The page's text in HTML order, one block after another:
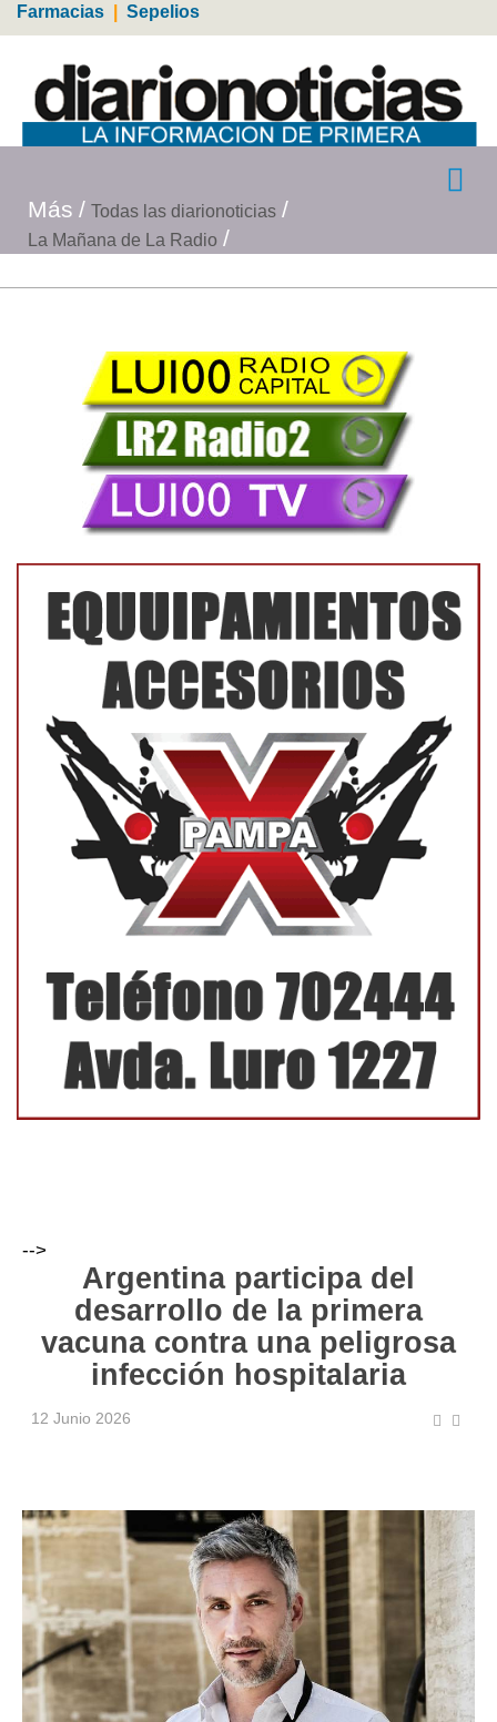
Farmacias Sepelios
Más
Todas las diarionoticias
La Mañana de La Radio
-->
Argentina participa del
desarrollo de la primera
vacuna contra una peligrosa
infección hospitalaria
12 Junio 2026